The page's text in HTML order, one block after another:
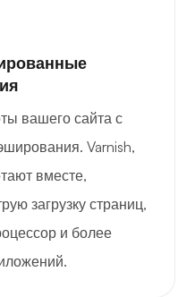
вашего сайта с
Varnish,
вместе,
загрузку страниц,
и более